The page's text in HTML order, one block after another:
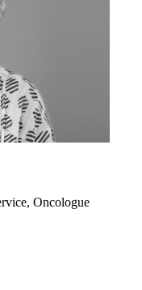
Oncologue